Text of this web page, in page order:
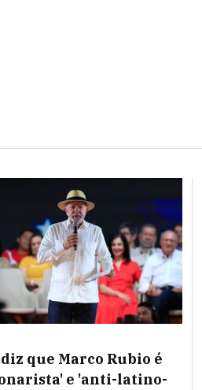
que Marco Rubio é
e 'anti-latino-